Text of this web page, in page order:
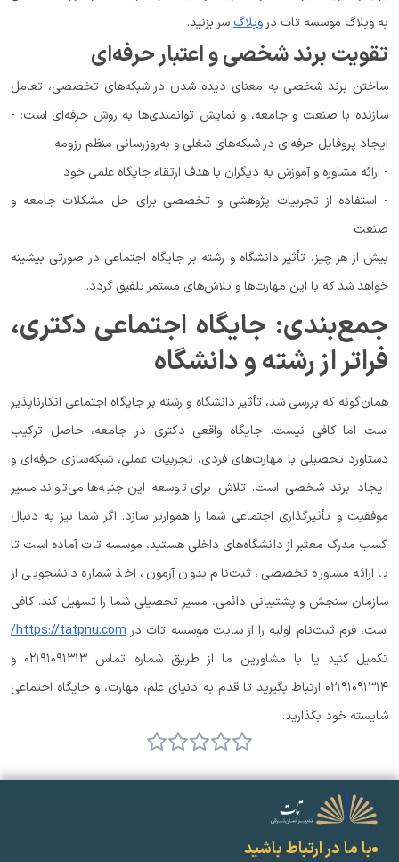
به وبلاگ موسسه تات دروبلاگسر بزنید.
تقویت برند شخصی و اعتبار حرفه‌ای
ساختن برند شخصی به معنای دیده شدن در شبکه‌های تخصصی، تعامل
سازنده با صنعت و جامعه، و نمایش توانمندی‌ها به روش حرفه‌ای است: -
ایجاد پروفایل حرفه‌ای در شبکه‌های شغلی و به‌روزرسانی منظم رزومه
- ارائه مشاوره و آموزش به دیگران با هدف ارتقاء جایگاه علمی خود
- استفاده از تجربیات پژوهشی و تخصصی برای حل مشکلات جامعه و
صنعت
بیش از هر چیز، تأثیر دانشگاه و رشته بر جایگاه اجتماعی در صورتی بیشینه
خواهد شد که با این مهارت‌ها و تلاش‌های مستمر تلفیق گردد.
جمع‌بندی: جایگاه اجتماعی دکتری،
فراتر از رشته و دانشگاه
همان‌گونه که بررسی شد، تأثیر دانشگاه و رشته بر جایگاه اجتماعی انکارناپذیر
است اما کافی نیست. جایگاه واقعی دکتری در جامعه، حاصل ترکیب
دستاورد تحصیلی با مهارت‌های فردی، تجربیات عملی، شبکه‌سازی حرفه‌ای و
ایجاد برند شخصی است. تلاش برای توسعه این جنبه‌ها می‌تواند مسیر
موفقیت و تأثیرگذاری اجتماعی شما را هموارتر سازد. اگر شما نیز به دنبال
کسب مدرک معتبر از دانشگاه‌های داخلی هستید، موسسه تات آماده است تا
با ارائه مشاوره تخصصی، ثبت‌نام بدون آزمون، اخذ شماره دانشجویی از
سازمان سنجش و پشتیبانی دائمی، مسیر تحصیلی شما را تسهیل کند. کافی
است، فرم ثبت‌نام اولیه را از سایت موسسه تات درhttps://tatpnu.com/
تکمیل کنید یا با مشاورین ما از طریق شماره تماس ۰۲۱۹۱۰۹۱۳۱۳ و
۰۲۱۹۱۰۹۱۳۱۴ ارتباط بگیرید تا قدم به دنیای علم، مهارت، و جایگاه اجتماعی
شایسته خود بگذارید.
با ما در ارتباط باشید